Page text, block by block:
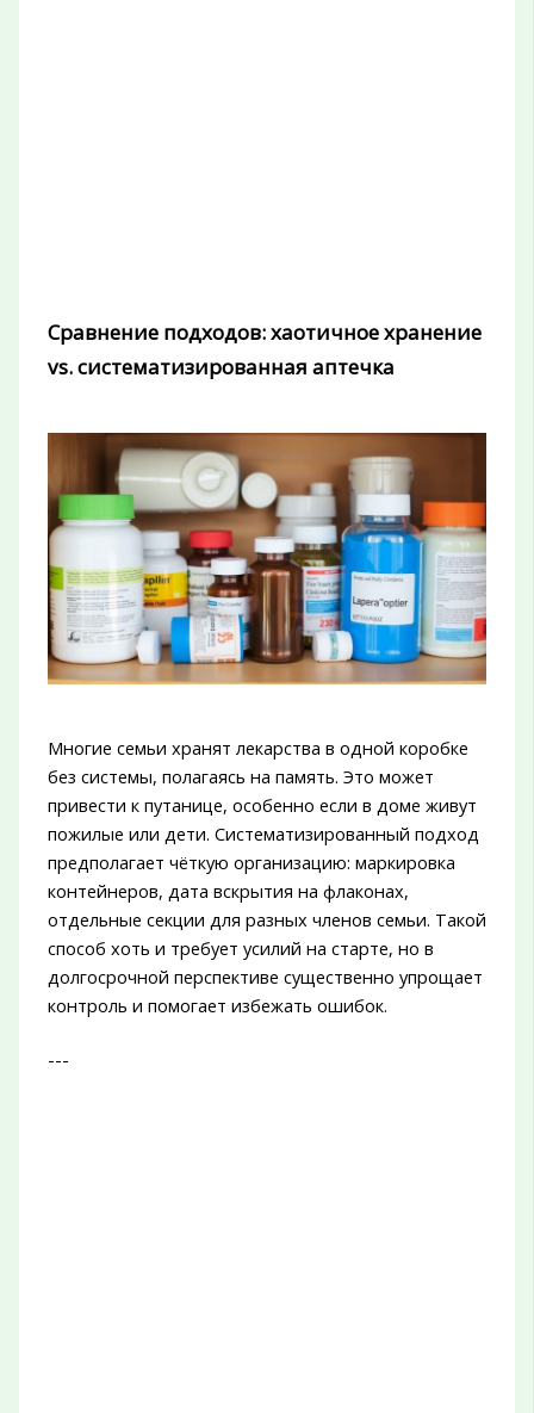
Сравнение подходов: хаотичное хранение
vs. систематизированная аптечка
Многие семьи хранят лекарства в одной коробке
без системы, полагаясь на память. Это может
привести к путанице, особенно если в доме живут
пожилые или дети. Систематизированный подход
предполагает чёткую организацию: маркировка
контейнеров, дата вскрытия на флаконах,
отдельные секции для разных членов семьи. Такой
способ хоть и требует усилий на старте, но в
долгосрочной перспективе существенно упрощает
контроль и помогает избежать ошибок.
---